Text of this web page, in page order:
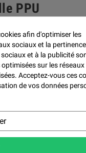
PPU
Colle grande
surface
Variable
afin d'optimiser les
sociaux et la
et à la publicité
sur les réseaux
Acceptez-vous ces
de vos données